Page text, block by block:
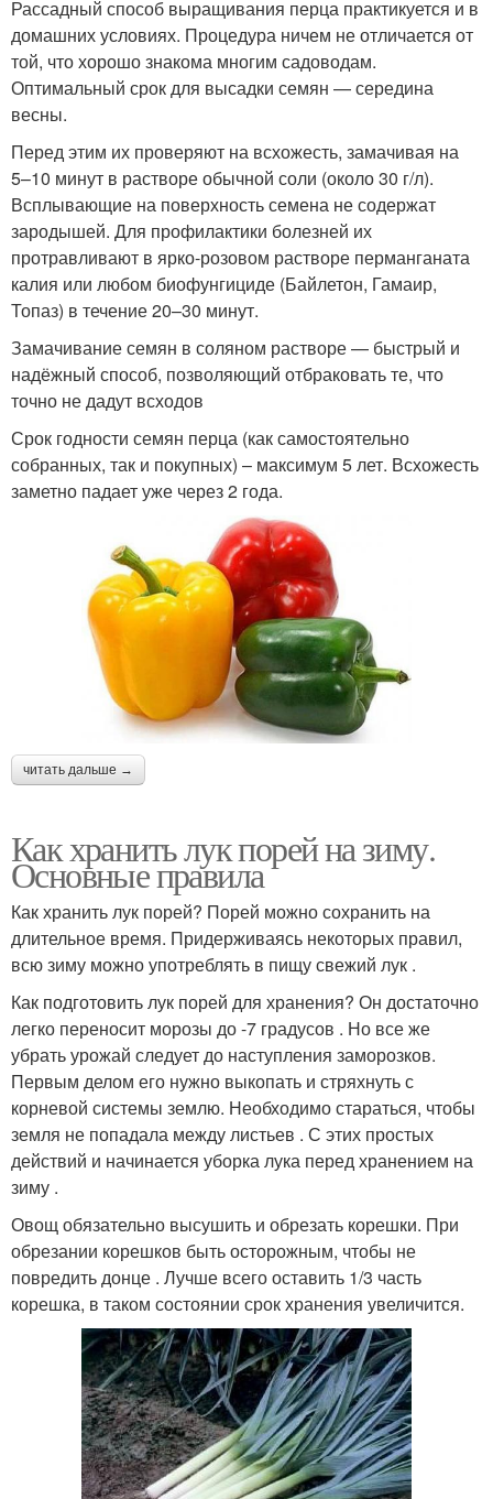
Рассадный способ выращивания перца практикуется и в
домашних условиях. Процедура ничем не отличается от
той, что хорошо знакома многим садоводам.
Оптимальный срок для высадки семян — середина
весны.
Перед этим их проверяют на всхожесть, замачивая на
5–10 минут в растворе обычной соли (около 30 г/л).
Всплывающие на поверхность семена не содержат
зародышей. Для профилактики болезней их
протравливают в ярко-розовом растворе перманганата
калия или любом биофунгициде (Байлетон, Гамаир,
Топаз) в течение 20–30 минут.
Замачивание семян в соляном растворе — быстрый и
надёжный способ, позволяющий отбраковать те, что
точно не дадут всходов
Срок годности семян перца (как самостоятельно
собранных, так и покупных) – максимум 5 лет. Всхожесть
заметно падает уже через 2 года.
читать дальше →
Как хранить лук порей на зиму.
Основные правила
Как хранить лук порей? Порей можно сохранить на
длительное время. Придерживаясь некоторых правил,
всю зиму можно употреблять в пищу свежий лук .
Как подготовить лук порей для хранения? Он достаточно
легко переносит морозы до -7 градусов . Но все же
убрать урожай следует до наступления заморозков.
Первым делом его нужно выкопать и стряхнуть с
корневой системы землю. Необходимо стараться, чтобы
земля не попадала между листьев . С этих простых
действий и начинается уборка лука перед хранением на
зиму .
Овощ обязательно высушить и обрезать корешки. При
обрезании корешков быть осторожным, чтобы не
повредить донце . Лучше всего оставить 1/3 часть
корешка, в таком состоянии срок хранения увеличится.